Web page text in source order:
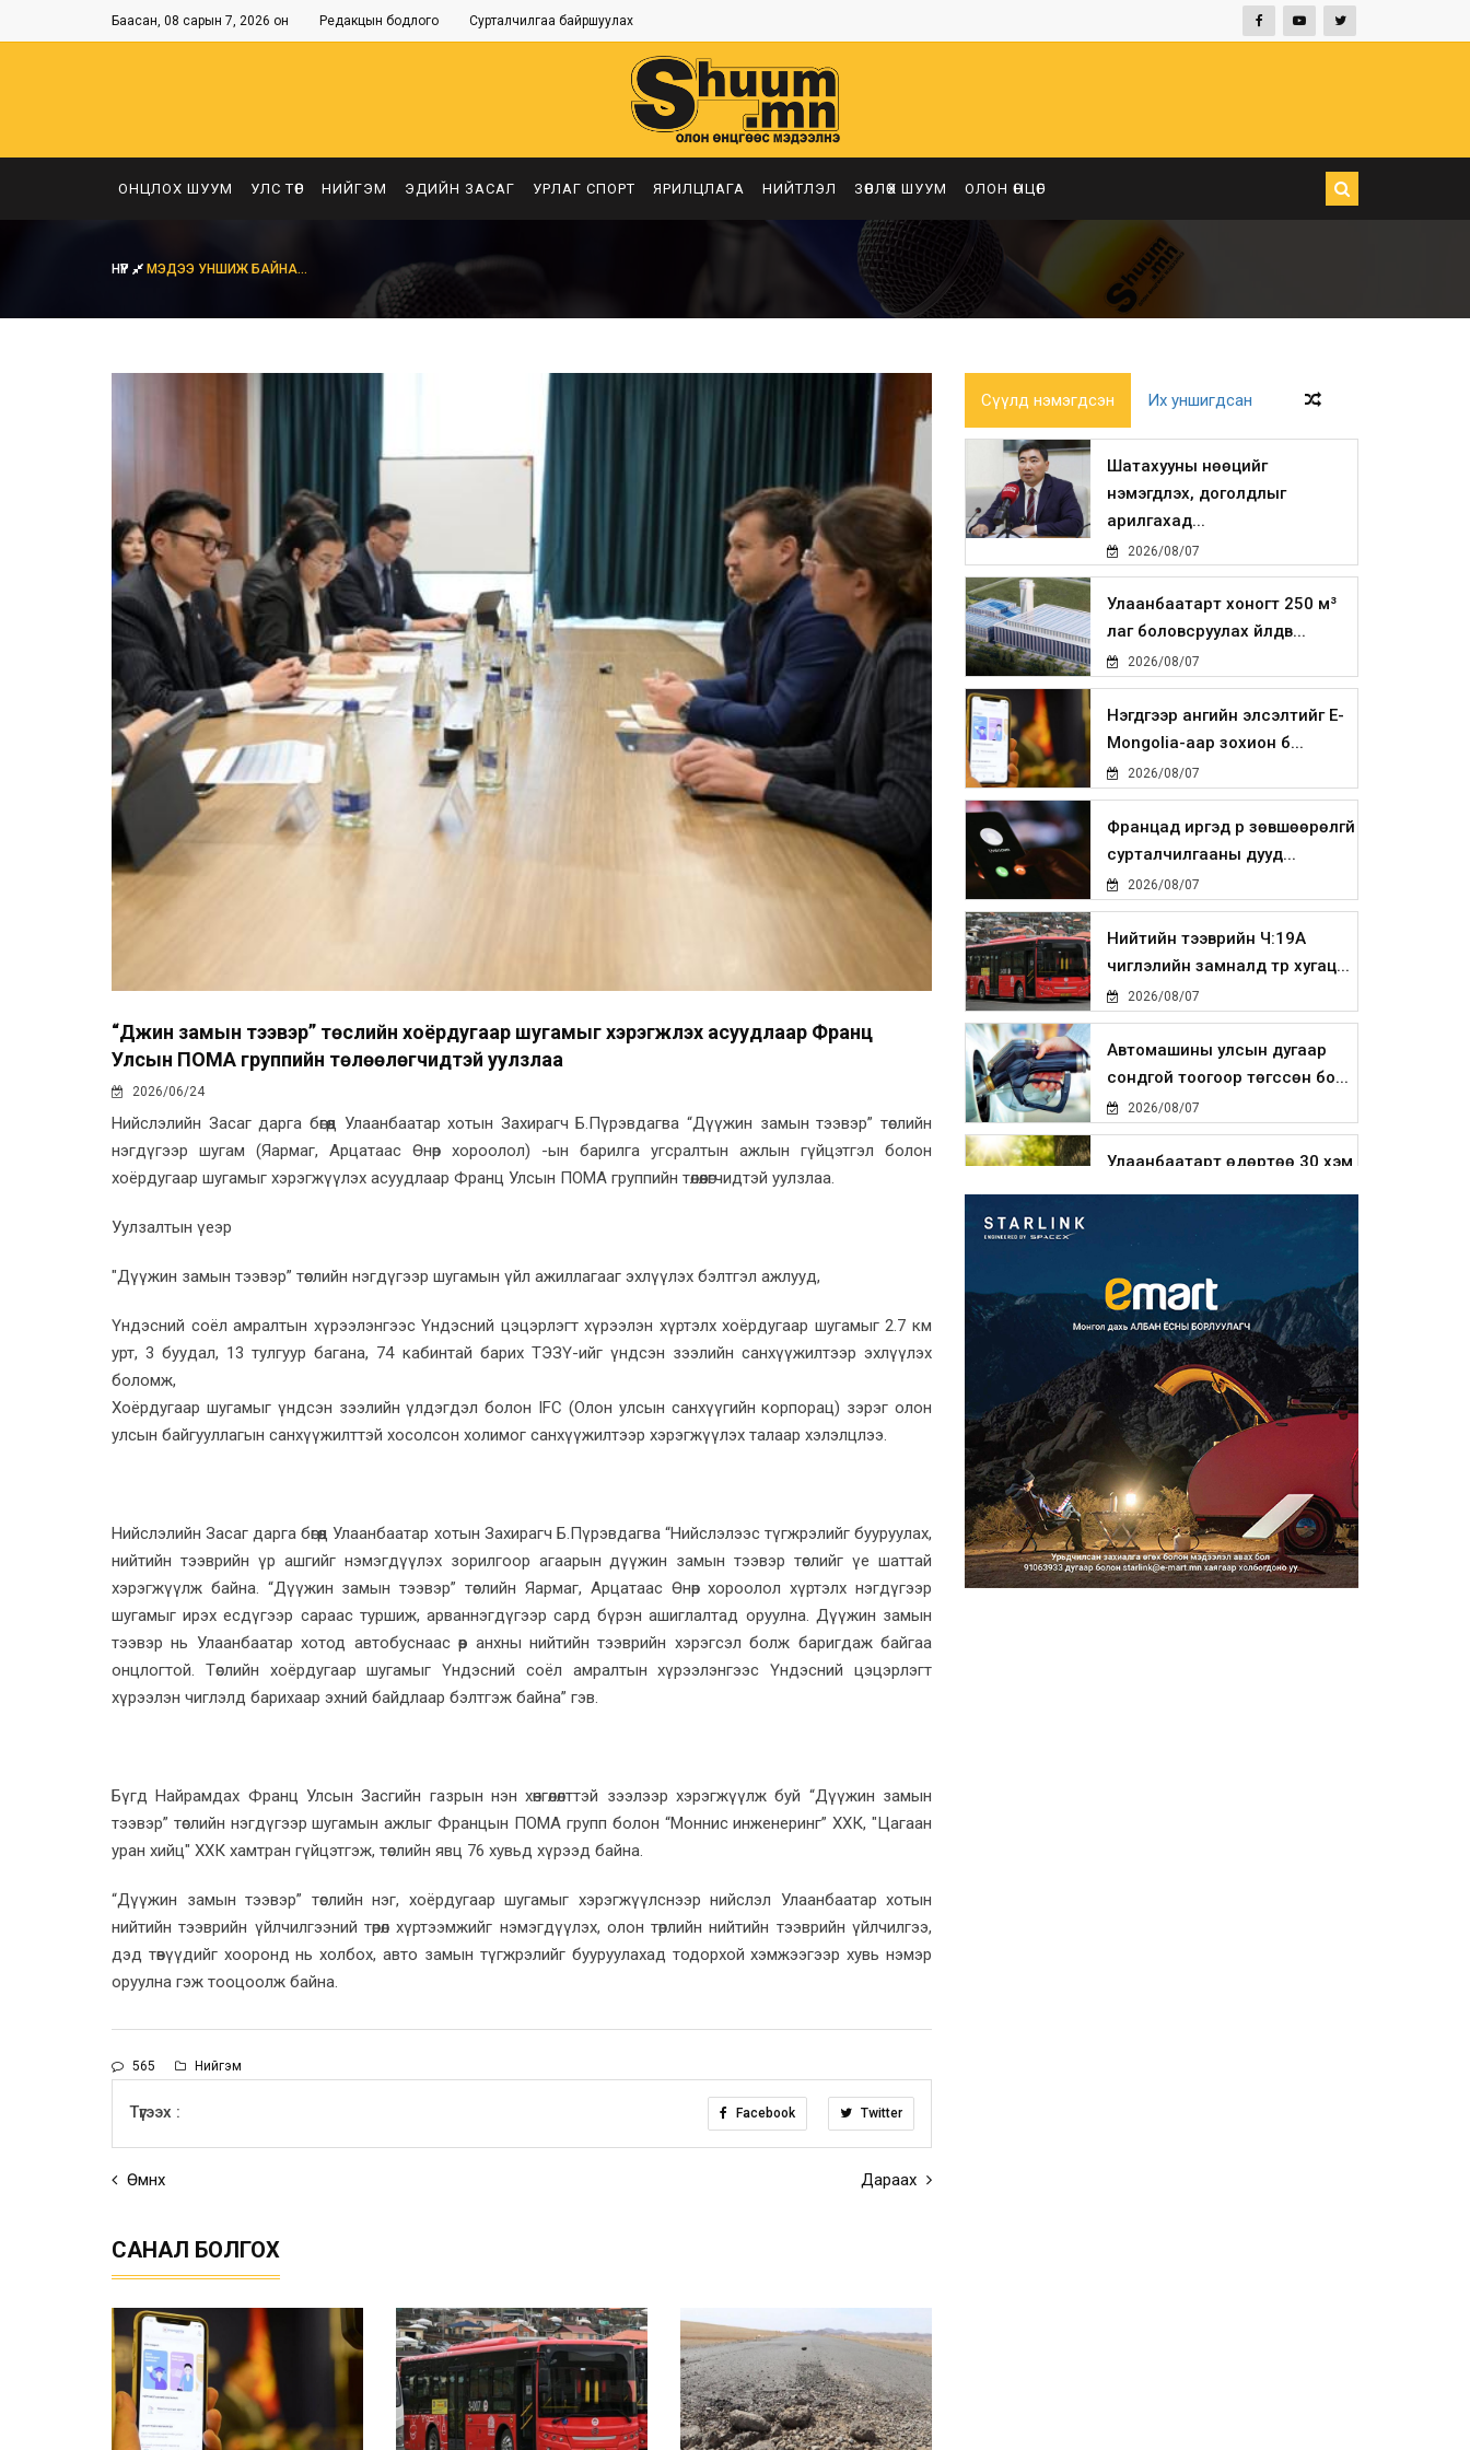
Баасан, 08 сарын 7, 2026 он Редакцын бодлого Сурталчилгаа байршуулах
ОНЦЛОХ ШУУМ УЛС ТӨР НИЙГЭМ ЭДИЙН ЗАСАГ УРЛАГ СПОРТ ЯРИЛЦЛАГА НИЙТЛЭЛ ЗӨВЛӨХ ШУУМ ОЛОН ӨНЦӨГ
НҮҮР МЭДЭЭ УНШИЖ БАЙНА...
“Дүүжин замын тээвэр” төслийн хоёрдугаар шугамыг хэрэгжүүлэх асуудлаар Франц
Улсын ПОМА группийн төлөөлөгчидтэй уулзлаа
2026/06/24
Нийслэлийн Засаг дарга бөгөөд Улаанбаатар хотын Захирагч Б.Пүрэвдагва “Дүүжин замын тээвэр” төслийн
нэгдүгээр шугам (Яармаг, Арцатаас Өнөр хороолол) -ын барилга угсралтын ажлын гүйцэтгэл болон
хоёрдугаар шугамыг хэрэгжүүлэх асуудлаар Франц Улсын ПOMA группийн төлөөлөгчидтэй уулзлаа.
Уулзалтын үеэр
"Дүүжин замын тээвэр” төслийн нэгдүгээр шугамын үйл ажиллагааг эхлүүлэх бэлтгэл ажлууд,
Үндэсний соёл амралтын хүрээлэнгээс Үндэсний цэцэрлэгт хүрээлэн хүртэлх хоёрдугаар шугамыг 2.7 км
урт, 3 буудал, 13 тулгуур багана, 74 кабинтай барих ТЭЗҮ-ийг үндсэн зээлийн санхүүжилтээр эхлүүлэх
боломж,
Хоёрдугаар шугамыг үндсэн зээлийн үлдэгдэл болон IFC (Олон улсын санхүүгийн корпорац) зэрэг олон
улсын байгууллагын санхүүжилттэй хосолсон холимог санхүүжилтээр хэрэгжүүлэх талаар хэлэлцлээ.
Нийслэлийн Засаг дарга бөгөөд Улаанбаатар хотын Захирагч Б.Пүрэвдагва “Нийслэлээс түгжрэлийг бууруулах,
нийтийн тээврийн үр ашгийг нэмэгдүүлэх зорилгоор агаарын дүүжин замын тээвэр төслийг үе шаттай
хэрэгжүүлж байна. “Дүүжин замын тээвэр” төслийн Яармаг, Арцатаас Өнөр хороолол хүртэлх нэгдүгээр
шугамыг ирэх есдүгээр сараас туршиж, арваннэгдүгээр сард бүрэн ашиглалтад оруулна. Дүүжин замын
тээвэр нь Улаанбаатар хотод автобуснаас өөр анхны нийтийн тээврийн хэрэгсэл болж баригдаж байгаа
онцлогтой. Төслийн хоёрдугаар шугамыг Үндэсний соёл амралтын хүрээлэнгээс Үндэсний цэцэрлэгт
хүрээлэн чиглэлд барихаар эхний байдлаар бэлтгэж байна” гэв.
Бүгд Найрамдах Франц Улсын Засгийн газрын нэн хөнгөлөлттэй зээлээр хэрэгжүүлж буй “Дүүжин замын
тээвэр” төслийн нэгдүгээр шугамын ажлыг Францын ПOMA групп болон “Моннис инженеринг” ХХК, "Цагаан
уран хийц" ХХК хамтран гүйцэтгэж, төслийн явц 76 хувьд хүрээд байна.
“Дүүжин замын тээвэр” төслийн нэг, хоёрдугаар шугамыг хэрэгжүүлснээр нийслэл Улаанбаатар хотын
нийтийн тээврийн үйлчилгээний төрөл хүртээмжийг нэмэгдүүлэх, олон төрлийн нийтийн тээврийн үйлчилгээ,
дэд төвүүдийг хооронд нь холбох, авто замын түгжрэлийг бууруулахад тодорхой хэмжээгээр хувь нэмэр
оруулна гэж тооцоолж байна.
565 Нийгэм
Түгээх : Facebook Twitter
Өмнөх Дараах
САНАЛ БОЛГОХ
Сүүлд нэмэгдсэн Их уншигдсан
Шатахууны нөөцийг
нэмэгдүүлэх, доголдлыг
арилгахад...
2026/08/07
Улаанбаатарт хоногт 250 м³
лаг боловсруулах үйлдв...
2026/08/07
Нэгдүгээр ангийн элсэлтийг E-
Mongolia-аар зохион б...
2026/08/07
Францад иргэд рүү зөвшөөрөлгүй
сурталчилгааны дууд...
2026/08/07
Нийтийн тээврийн Ч:19А
чиглэлийн замналд түр хугац...
2026/08/07
Автомашины улсын дугаар
сондгой тоогоор төгссөн бо...
2026/08/07
Улаанбаатарт өдөртөө 30 хэм
Улсын чанартай хатуу
хучилттай авто замын талаас
и...
2026/08/06
Засгийн газар энэ оныг
дуустал санхүүгийн хэмнэлти...
2026/08/06
Шатахууны импортын гаалийн
албан татварыг 2027 оны...
2026/08/06